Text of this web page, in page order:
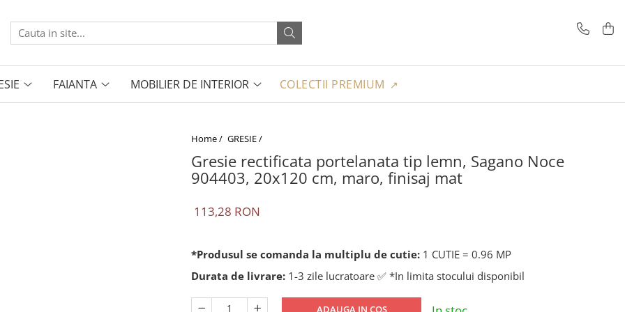
FAIANTA MOBILIER DE INTERIOR COLECTII PREMIUM
Home / GRESIE /
Gresie rectificata portelanata tip lemn, Sagano Noce
904403, 20x120 cm, maro, finisaj mat
113,28 RON
*Produsul se comanda la multiplu de cutie: 1 CUTIE = 0.96 MP
Durata de livrare: 1-3 zile lucratoare ✅ *In limita stocului disponibil
ADAUGA IN COS